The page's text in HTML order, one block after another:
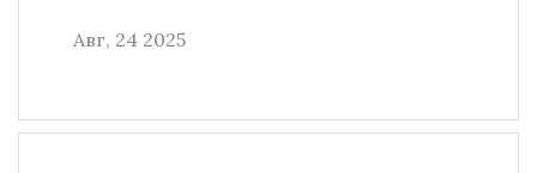
Авг, 24 2025